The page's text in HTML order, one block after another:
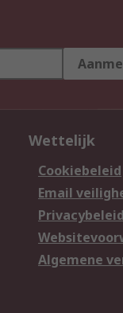
Wettelijk
Cookiebeleid
Email
Privacybeleid
Algemene